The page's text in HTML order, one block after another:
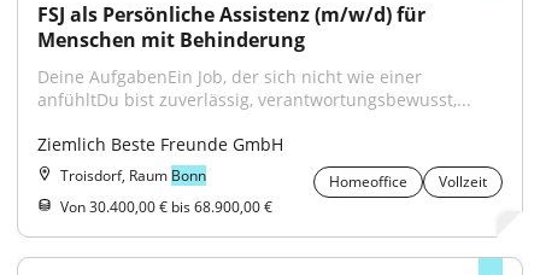
FSJ als Persönliche Assistenz (m/w/d) für
Menschen mit Behinderung
Deine AufgabenEin Job, der sich nicht wie einer
anfühltDu bist zuverlässig, verantwortungsbewusst,...
Ziemlich Beste Freunde GmbH
Troisdorf, Raum Bonn Homeoffice
Vollzeit
Von 30.400,00 € bis 68.900,00 €